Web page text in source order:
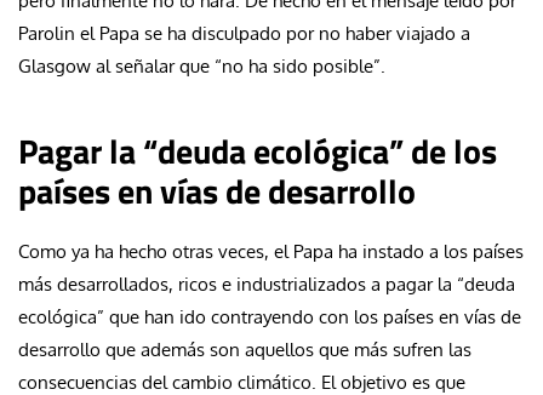
Parolin el Papa se ha disculpado por no haber viajado a
Glasgow al señalar que “no ha sido posible”.
Pagar la “deuda ecológica” de los
países en vías de desarrollo
Como ya ha hecho otras veces, el Papa ha instado a los países
más desarrollados, ricos e industrializados a pagar la “deuda
ecológica” que han ido contrayendo con los países en vías de
desarrollo que además son aquellos que más sufren las
consecuencias del cambio climático. El objetivo es que